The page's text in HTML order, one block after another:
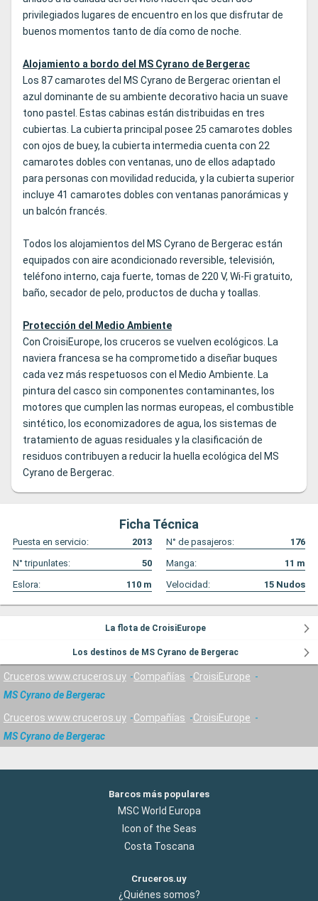
privilegiados lugares de encuentro en los que disfrutar de
buenos momentos tanto de día como de noche.
Alojamiento a bordo del MS Cyrano de Bergerac
Los 87 camarotes del MS Cyrano de Bergerac orientan el
azul dominante de su ambiente decorativo hacia un suave
tono pastel. Estas cabinas están distribuidas en tres
cubiertas. La cubierta principal posee 25 camarotes dobles
con ojos de buey, la cubierta intermedia cuenta con 22
camarotes dobles con ventanas, uno de ellos adaptado
para personas con movilidad reducida, y la cubierta superior
incluye 41 camarotes dobles con ventanas panorámicas y
un balcón francés.
Todos los alojamientos del MS Cyrano de Bergerac están
equipados con aire acondicionado reversible, televisión,
teléfono interno, caja fuerte, tomas de 220 V, Wi-Fi gratuito,
baño, secador de pelo, productos de ducha y toallas.
Protección del Medio Ambiente
Con CroisiEurope, los cruceros se vuelven ecológicos. La
naviera francesa se ha comprometido a diseñar buques
cada vez más respetuosos con el Medio Ambiente. La
pintura del casco sin componentes contaminantes, los
motores que cumplen las normas europeas, el combustible
sintético, los economizadores de agua, los sistemas de
tratamiento de aguas residuales y la clasificación de
residuos contribuyen a reducir la huella ecológica del MS
Cyrano de Bergerac.
Ficha Técnica
Puesta en servicio: 2013 N° de pasajeros:
176
N° tripunlates:
50 Manga: 11 m
Eslora:
110 m Velocidad: 15 Nudos
La flota de CroisiEurope
Los destinos de MS Cyrano de Bergerac
Cruceros www.cruceros.uy Compañías
CroisiEurope
MS Cyrano de Bergerac
Cruceros www.cruceros.uy Compañías
CroisiEurope
MS Cyrano de Bergerac
Barcos más populares
MSC World Europa
Icon of the Seas
Costa Toscana
Cruceros.uy
¿Quiénes somos?